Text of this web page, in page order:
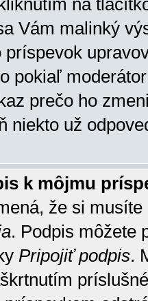
na
Vám malinký
príspevok
pokiaľ
prečo ho
niekto už
k môjmu
že si
. Podpis môžete
Pripojiť podpis.